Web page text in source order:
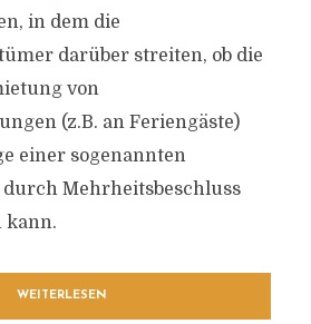
in dem die
darüber streiten, ob die
von
(z.B. an Feriengäste)
einer sogenannten
Mehrheitsbeschluss
kann.
WEITERLESEN